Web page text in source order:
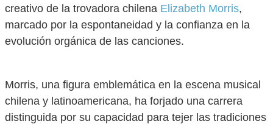
creativo de la trovadora chilena Elizabeth Morris,
marcado por la espontaneidad y la confianza en la
evolución orgánica de las canciones.
Morris, una figura emblemática en la escena musical
chilena y latinoamericana, ha forjado una carrera
distinguida por su capacidad para tejer las tradiciones